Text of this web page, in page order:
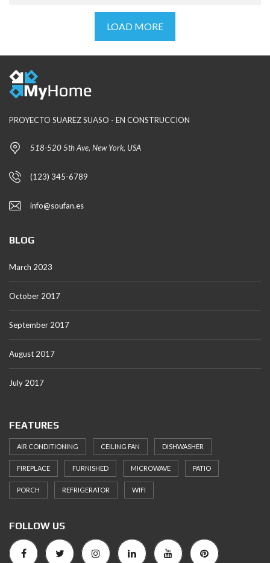
LOAD MORE
PROYECTO SUAREZ SUASO - EN CONSTRUCCION
518-520 5th Ave, New York, USA
(123) 345-6789
info@soufan.es
BLOG
March 2023
October 2017
September 2017
August 2017
July 2017
FEATURES
AIR CONDITIONING CEILING FAN DISHWASHER
FIREPLACE FURNISHED MICROWAVE PATIO
PORCH REFRIGERATOR WIFI
FOLLOW US